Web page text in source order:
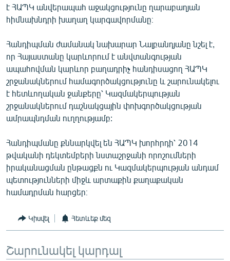
Русский
«Ազատության» բոլոր կայքերը
է ՀԱՊԿ անվերապահ աջակցությունը ղարաբաղյան
հիմնախնդրի խաղաղ կարգավորմանը։
Հանդիպման ժամանակ նախարար Նալբանդյանը նշել է,
որ Հայաստանը կարևորում է անվտանգության
ապահովման կարևոր բաղադրիչ հանդիսացող ՀԱՊԿ
շրջանակներում համագործակցությունը և շարունակելու
է հետևողական ջանքերը՝ Կազմակերպության
շրջանակներում դաշնակցային փոխգործակցության
ամրապնդման ուղղությամբ:
Հանդիպմանը քննարկվել են ՀԱՊԿ խորհրդի՝ 2014
թվականի դեկտեմբերի նստաշրջանի որոշումների
իրականացման ընթացքն ու Կազմակերպության անդամ
պետությունների միջև արտաքին քաղաքական
համադրման հարցեր։
Կիսվել Հետևեք մեզ
Շարունակել կարդալ